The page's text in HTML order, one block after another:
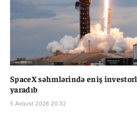
SpaceX səhmlərində eniş
yaradıb
5 Avqust 2026 20:32